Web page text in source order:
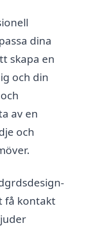
dina
skapa en
och din
av en
och
få kontakt